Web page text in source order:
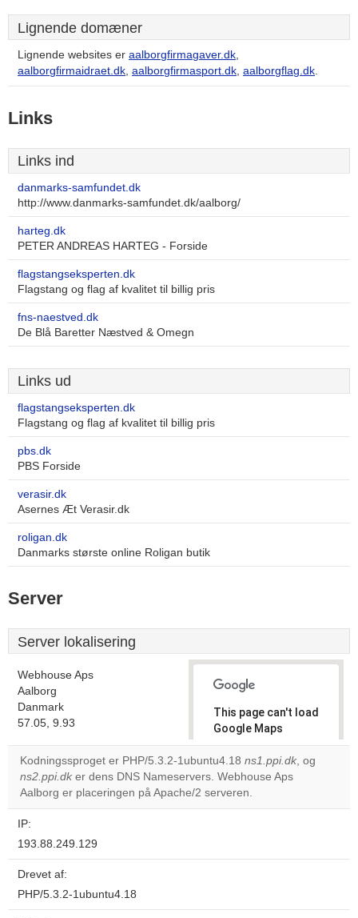
Lignende domæner
Lignende websites er aalborgfirmagaver.dk,
aalborgfirmaidraet.dk, aalborgfirmasport.dk, aalborgflag.dk.
Links
Links ind
danmarks-samfundet.dk
http://www.danmarks-samfundet.dk/aalborg/
harteg.dk
PETER ANDREAS HARTEG - Forside
flagstangseksperten.dk
Flagstang og flag af kvalitet til billig pris
fns-naestved.dk
De Blå Baretter Næstved & Omegn
Links ud
flagstangseksperten.dk
Flagstang og flag af kvalitet til billig pris
pbs.dk
PBS Forside
verasir.dk
Asernes Æt Verasir.dk
roligan.dk
Danmarks største online Roligan butik
Server
Server lokalisering
Webhouse Aps
Aalborg
Danmark
57.05, 9.93
This page can't load
Google Maps
correctly.
Do you
own this
Kodningssproget er PHP/5.3.2-1ubuntu4.18 ns1.ppi.dk, og
ns2.ppi.dk er dens DNS Nameservers. Webhouse Aps
Aalborg er placeringen på Apache/2 serveren.
IP:
193.88.249.129
Drevet af:
PHP/5.3.2-1ubuntu4.18